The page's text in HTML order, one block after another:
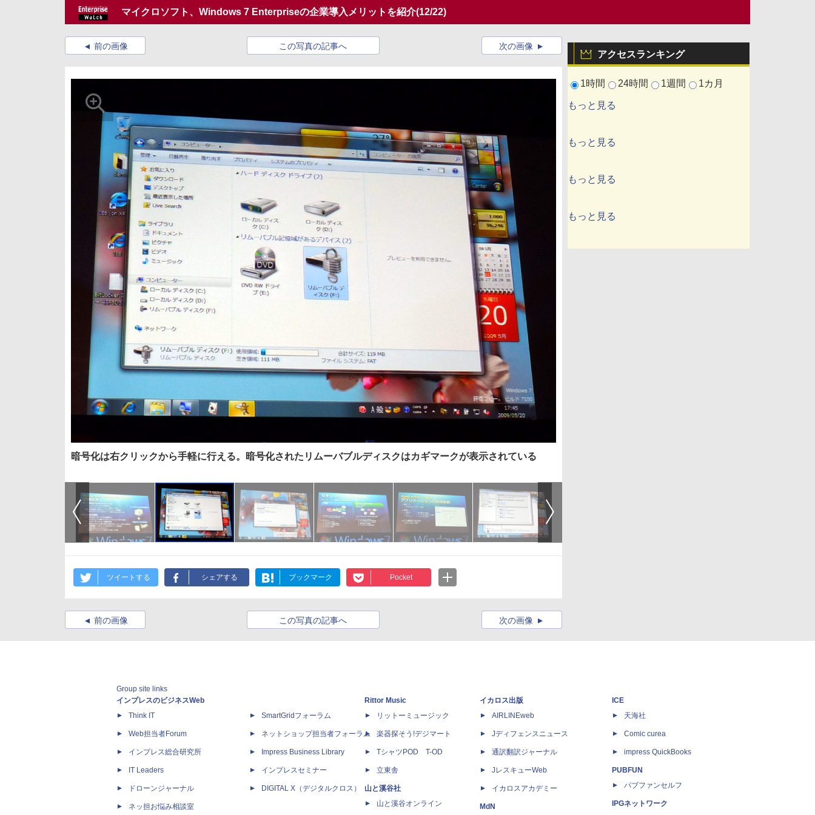
マイクロソフト、Windows 7 Enterpriseの企業導入メリットを紹介(12/22)
アクセスランキング
1時間 24時間 1週間 1カ月
もっと見る
もっと見る
もっと見る
もっと見る
前の画像 この写真の記事へ 次の画像
暗号化は右クリックから手軽に行える。暗号化されたリムーバブルディスクはカギマークが表示されている
ツイートする シェアする ブックマーク Pocket
前の画像 この写真の記事へ 次の画像
Group site links
インプレスのビジネスWeb
Think IT
Web担当者Forum
インプレス総合研究所
IT Leaders
ドローンジャーナル
ネッ担お悩み相談室
SmartGridフォーラム
ネットショップ担当者フォーラム
Impress Business Library
インプレスセミナー
DIGITAL X（デジタルクロス）
Rittor Music
リットーミュージック
楽器探そう!デジマート
TシャツPOD T-OD
立東舎
山と溪谷社
山と溪谷オンライン
イカロス出版
AIRLINEweb
Jディフェンスニュース
通訳翻訳ジャーナル
JレスキューWeb
イカロスアカデミー
MdN
ICE
天海社
Comic curea
impress QuickBooks
PUBFUN
パブファンセルフ
IPGネットワーク